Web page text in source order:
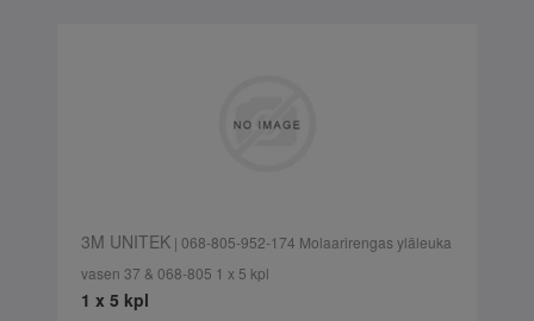
3M UNITEK| 068-805-952-174 Molaarirengas yläleuka
vasen 37 & 068-805 1 x 5 kpl
1 x 5 kpl